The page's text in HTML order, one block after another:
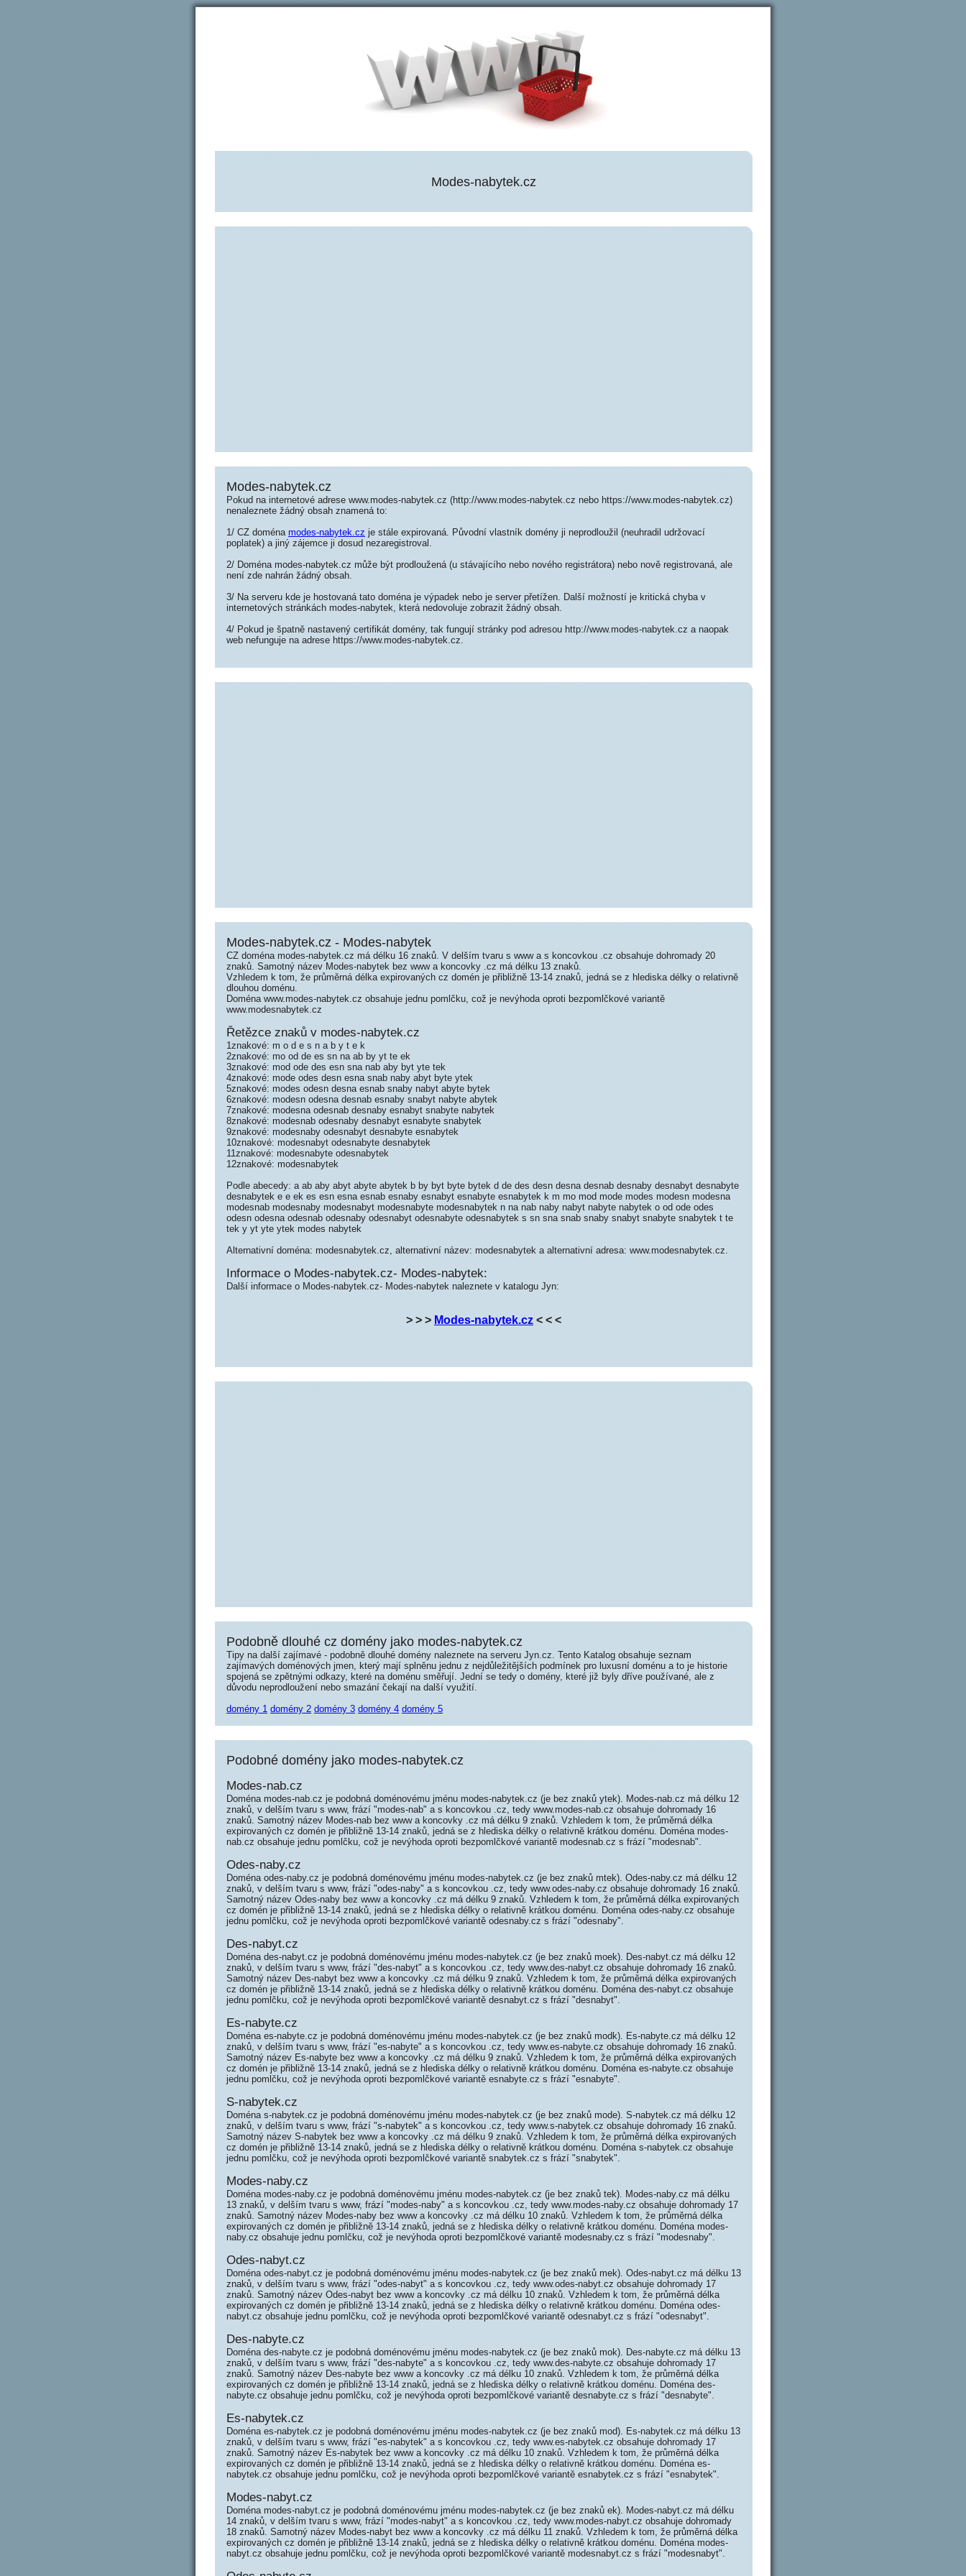
Modes-nabytek.cz
Modes-nabytek.cz
Pokud na internetové adrese www.modes-nabytek.cz (http://www.modes-nabytek.cz nebo https://www.modes-nabytek.cz)
nenaleznete žádný obsah znamená to:
1/ CZ doména modes-nabytek.cz je stále expirovaná. Původní vlastník domény ji neprodloužil (neuhradil udržovací
poplatek) a jiný zájemce ji dosud nezaregistroval.
2/ Doména modes-nabytek.cz může být prodloužená (u stávajícího nebo nového registrátora) nebo nově registrovaná, ale
není zde nahrán žádný obsah.
3/ Na serveru kde je hostovaná tato doména je výpadek nebo je server přetížen. Další možností je kritická chyba v
internetových stránkách modes-nabytek, která nedovoluje zobrazit žádný obsah.
4/ Pokud je špatně nastavený certifikát domény, tak fungují stránky pod adresou http://www.modes-nabytek.cz a naopak
web nefunguje na adrese https://www.modes-nabytek.cz.
Modes-nabytek.cz - Modes-nabytek
CZ doména modes-nabytek.cz má délku 16 znaků. V delším tvaru s www a s koncovkou .cz obsahuje dohromady 20
znaků. Samotný název Modes-nabytek bez www a koncovky .cz má délku 13 znaků.
Vzhledem k tom, že průměrná délka expirovaných cz domén je přibližně 13-14 znaků, jedná se z hlediska délky o relativně
dlouhou doménu.
Doména www.modes-nabytek.cz obsahuje jednu pomlčku, což je nevýhoda oproti bezpomlčkové variantě
www.modesnabytek.cz
Řetězce znaků v modes-nabytek.cz
1znakové: m o d e s n a b y t e k
2znakové: mo od de es sn na ab by yt te ek
3znakové: mod ode des esn sna nab aby byt yte tek
4znakové: mode odes desn esna snab naby abyt byte ytek
5znakové: modes odesn desna esnab snaby nabyt abyte bytek
6znakové: modesn odesna desnab esnaby snabyt nabyte abytek
7znakové: modesna odesnab desnaby esnabyt snabyte nabytek
8znakové: modesnab odesnaby desnabyt esnabyte snabytek
9znakové: modesnaby odesnabyt desnabyte esnabytek
10znakové: modesnabyt odesnabyte desnabytek
11znakové: modesnabyte odesnabytek
12znakové: modesnabytek
Podle abecedy: a ab aby abyt abyte abytek b by byt byte bytek d de des desn desna desnab desnaby desnabyt desnabyte
desnabytek e e ek es esn esna esnab esnaby esnabyt esnabyte esnabytek k m mo mod mode modes modesn modesna
modesnab modesnaby modesnabyt modesnabyte modesnabytek n na nab naby nabyt nabyte nabytek o od ode odes
odesn odesna odesnab odesnaby odesnabyt odesnabyte odesnabytek s sn sna snab snaby snabyt snabyte snabytek t te
tek y yt yte ytek modes nabytek
Alternativní doména: modesnabytek.cz, alternativní název: modesnabytek a alternativní adresa: www.modesnabytek.cz.
Informace o Modes-nabytek.cz- Modes-nabytek:
Další informace o Modes-nabytek.cz- Modes-nabytek naleznete v katalogu Jyn:
> > > Modes-nabytek.cz < < <
Podobně dlouhé cz domény jako modes-nabytek.cz
Tipy na další zajímavé - podobně dlouhé domény naleznete na serveru Jyn.cz. Tento Katalog obsahuje seznam
zajímavých doménových jmen, který mají splněnu jednu z nejdůležitějších podmínek pro luxusní doménu a to je historie
spojená se zpětnými odkazy, které na doménu směřují. Jední se tedy o domény, které již byly dříve používané, ale z
důvodu neprodloužení nebo smazání čekají na další využití.
domény 1 domény 2 domény 3 domény 4 domény 5
Podobné domény jako modes-nabytek.cz
Modes-nab.cz
Doména modes-nab.cz je podobná doménovému jménu modes-nabytek.cz (je bez znaků ytek). Modes-nab.cz má délku 12
znaků, v delším tvaru s www, frází "modes-nab" a s koncovkou .cz, tedy www.modes-nab.cz obsahuje dohromady 16
znaků. Samotný název Modes-nab bez www a koncovky .cz má délku 9 znaků. Vzhledem k tom, že průměrná délka
expirovaných cz domén je přibližně 13-14 znaků, jedná se z hlediska délky o relativně krátkou doménu. Doména modes-
nab.cz obsahuje jednu pomlčku, což je nevýhoda oproti bezpomlčkové variantě modesnab.cz s frází "modesnab".
Odes-naby.cz
Doména odes-naby.cz je podobná doménovému jménu modes-nabytek.cz (je bez znaků mtek). Odes-naby.cz má délku 12
znaků, v delším tvaru s www, frází "odes-naby" a s koncovkou .cz, tedy www.odes-naby.cz obsahuje dohromady 16 znaků.
Samotný název Odes-naby bez www a koncovky .cz má délku 9 znaků. Vzhledem k tom, že průměrná délka expirovaných
cz domén je přibližně 13-14 znaků, jedná se z hlediska délky o relativně krátkou doménu. Doména odes-naby.cz obsahuje
jednu pomlčku, což je nevýhoda oproti bezpomlčkové variantě odesnaby.cz s frází "odesnaby".
Des-nabyt.cz
Doména des-nabyt.cz je podobná doménovému jménu modes-nabytek.cz (je bez znaků moek). Des-nabyt.cz má délku 12
znaků, v delším tvaru s www, frází "des-nabyt" a s koncovkou .cz, tedy www.des-nabyt.cz obsahuje dohromady 16 znaků.
Samotný název Des-nabyt bez www a koncovky .cz má délku 9 znaků. Vzhledem k tom, že průměrná délka expirovaných
cz domén je přibližně 13-14 znaků, jedná se z hlediska délky o relativně krátkou doménu. Doména des-nabyt.cz obsahuje
jednu pomlčku, což je nevýhoda oproti bezpomlčkové variantě desnabyt.cz s frází "desnabyt".
Es-nabyte.cz
Doména es-nabyte.cz je podobná doménovému jménu modes-nabytek.cz (je bez znaků modk). Es-nabyte.cz má délku 12
znaků, v delším tvaru s www, frází "es-nabyte" a s koncovkou .cz, tedy www.es-nabyte.cz obsahuje dohromady 16 znaků.
Samotný název Es-nabyte bez www a koncovky .cz má délku 9 znaků. Vzhledem k tom, že průměrná délka expirovaných
cz domén je přibližně 13-14 znaků, jedná se z hlediska délky o relativně krátkou doménu. Doména es-nabyte.cz obsahuje
jednu pomlčku, což je nevýhoda oproti bezpomlčkové variantě esnabyte.cz s frází "esnabyte".
S-nabytek.cz
Doména s-nabytek.cz je podobná doménovému jménu modes-nabytek.cz (je bez znaků mode). S-nabytek.cz má délku 12
znaků, v delším tvaru s www, frází "s-nabytek" a s koncovkou .cz, tedy www.s-nabytek.cz obsahuje dohromady 16 znaků.
Samotný název S-nabytek bez www a koncovky .cz má délku 9 znaků. Vzhledem k tom, že průměrná délka expirovaných
cz domén je přibližně 13-14 znaků, jedná se z hlediska délky o relativně krátkou doménu. Doména s-nabytek.cz obsahuje
jednu pomlčku, což je nevýhoda oproti bezpomlčkové variantě snabytek.cz s frází "snabytek".
Modes-naby.cz
Doména modes-naby.cz je podobná doménovému jménu modes-nabytek.cz (je bez znaků tek). Modes-naby.cz má délku
13 znaků, v delším tvaru s www, frází "modes-naby" a s koncovkou .cz, tedy www.modes-naby.cz obsahuje dohromady 17
znaků. Samotný název Modes-naby bez www a koncovky .cz má délku 10 znaků. Vzhledem k tom, že průměrná délka
expirovaných cz domén je přibližně 13-14 znaků, jedná se z hlediska délky o relativně krátkou doménu. Doména modes-
naby.cz obsahuje jednu pomlčku, což je nevýhoda oproti bezpomlčkové variantě modesnaby.cz s frází "modesnaby".
Odes-nabyt.cz
Doména odes-nabyt.cz je podobná doménovému jménu modes-nabytek.cz (je bez znaků mek). Odes-nabyt.cz má délku 13
znaků, v delším tvaru s www, frází "odes-nabyt" a s koncovkou .cz, tedy www.odes-nabyt.cz obsahuje dohromady 17
znaků. Samotný název Odes-nabyt bez www a koncovky .cz má délku 10 znaků. Vzhledem k tom, že průměrná délka
expirovaných cz domén je přibližně 13-14 znaků, jedná se z hlediska délky o relativně krátkou doménu. Doména odes-
nabyt.cz obsahuje jednu pomlčku, což je nevýhoda oproti bezpomlčkové variantě odesnabyt.cz s frází "odesnabyt".
Des-nabyte.cz
Doména des-nabyte.cz je podobná doménovému jménu modes-nabytek.cz (je bez znaků mok). Des-nabyte.cz má délku 13
znaků, v delším tvaru s www, frází "des-nabyte" a s koncovkou .cz, tedy www.des-nabyte.cz obsahuje dohromady 17
znaků. Samotný název Des-nabyte bez www a koncovky .cz má délku 10 znaků. Vzhledem k tom, že průměrná délka
expirovaných cz domén je přibližně 13-14 znaků, jedná se z hlediska délky o relativně krátkou doménu. Doména des-
nabyte.cz obsahuje jednu pomlčku, což je nevýhoda oproti bezpomlčkové variantě desnabyte.cz s frází "desnabyte".
Es-nabytek.cz
Doména es-nabytek.cz je podobná doménovému jménu modes-nabytek.cz (je bez znaků mod). Es-nabytek.cz má délku 13
znaků, v delším tvaru s www, frází "es-nabytek" a s koncovkou .cz, tedy www.es-nabytek.cz obsahuje dohromady 17
znaků. Samotný název Es-nabytek bez www a koncovky .cz má délku 10 znaků. Vzhledem k tom, že průměrná délka
expirovaných cz domén je přibližně 13-14 znaků, jedná se z hlediska délky o relativně krátkou doménu. Doména es-
nabytek.cz obsahuje jednu pomlčku, což je nevýhoda oproti bezpomlčkové variantě esnabytek.cz s frází "esnabytek".
Modes-nabyt.cz
Doména modes-nabyt.cz je podobná doménovému jménu modes-nabytek.cz (je bez znaků ek). Modes-nabyt.cz má délku
14 znaků, v delším tvaru s www, frází "modes-nabyt" a s koncovkou .cz, tedy www.modes-nabyt.cz obsahuje dohromady
18 znaků. Samotný název Modes-nabyt bez www a koncovky .cz má délku 11 znaků. Vzhledem k tom, že průměrná délka
expirovaných cz domén je přibližně 13-14 znaků, jedná se z hlediska délky o relativně krátkou doménu. Doména modes-
nabyt.cz obsahuje jednu pomlčku, což je nevýhoda oproti bezpomlčkové variantě modesnabyt.cz s frází "modesnabyt".